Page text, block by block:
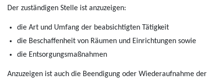
Der zuständigen Stelle ist anzuzeigen:
die Art und Umfang der beabsichtigten Tätigkeit
die Beschaffenheit von Räumen und Einrichtungen sowie
die Entsorgungsmaßnahmen
Anzuzeigen ist auch die Beendigung oder Wiederaufnahme der